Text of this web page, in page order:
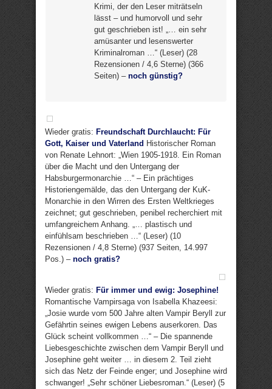
Krimi, der den Leser miträtseln
lässt – und humorvoll und sehr
gut geschrieben ist! „… ein sehr
amüsanter und lesenswerter
Kriminalroman …“ (Leser) (28
Rezensionen / 4,6 Sterne) (366
Seiten) – noch günstig?
Wieder gratis: Freundschaft Durchlaucht: Für
Gott, Kaiser und Vaterland Historischer Roman
von Renate Lehnort: „Wien 1905-1918. Ein Roman
über die Macht und den Untergang der
Habsburgermonarchie …“ – Ein prächtiges
Historiengemälde, das den Untergang der KuK-
Monarchie in den Wirren des Ersten Weltkrieges
zeichnet; gut geschrieben, penibel recherchiert mit
umfangreichem Anhang. „… plastisch und
einfühlsam beschrieben …“ (Leser) (10
Rezensionen / 4,8 Sterne) (937 Seiten, 14.997
Pos.) – noch gratis?
Wieder gratis: Für immer und ewig: Josephine!
Romantische Vampirsaga von Isabella Khazeesi:
„Josie wurde vom 500 Jahre alten Vampir Beryll zur
Gefährtin seines ewigen Lebens auserkoren. Das
Glück scheint vollkommen …“ – Die spannende
Liebesgeschichte zwischen dem Vampir Beryll und
Josephine geht weiter … in diesem 2. Teil zieht
sich das Netz der Feinde enger; und Josephine wird
schwanger! „Sehr schöner Liebesroman.“ (Leser) (5